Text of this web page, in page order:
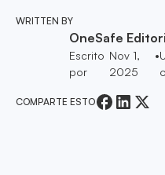
WRITTEN BY
OneSafe
Escrito
por
Nov 1,
2025
•
COMPARTE ESTO